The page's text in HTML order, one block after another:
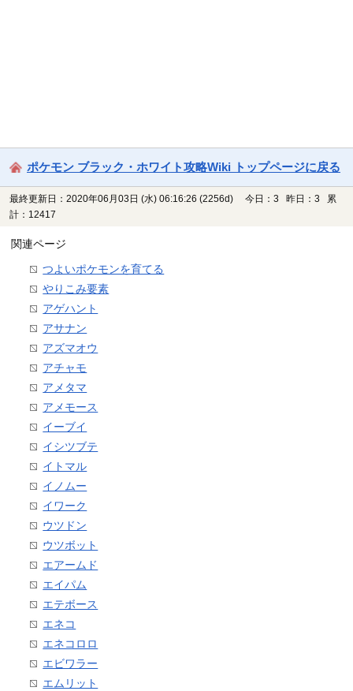
ポケモン ブラック・ホワイト攻略Wiki トップページに戻る
最終更新日：2020年06月03日 (水) 06:16:26 (2256d)
今日：3 昨日：3 累
計：12417
関連ページ
つよいポケモンを育てる
やりこみ要素
アゲハント
アサナン
アズマオウ
アチャモ
アメタマ
アメモース
イーブイ
イシツブテ
イトマル
イノムー
イワーク
ウツドン
ウツボット
エアームド
エイパム
エテボース
エネコ
エネコロロ
エビワラー
エムリット